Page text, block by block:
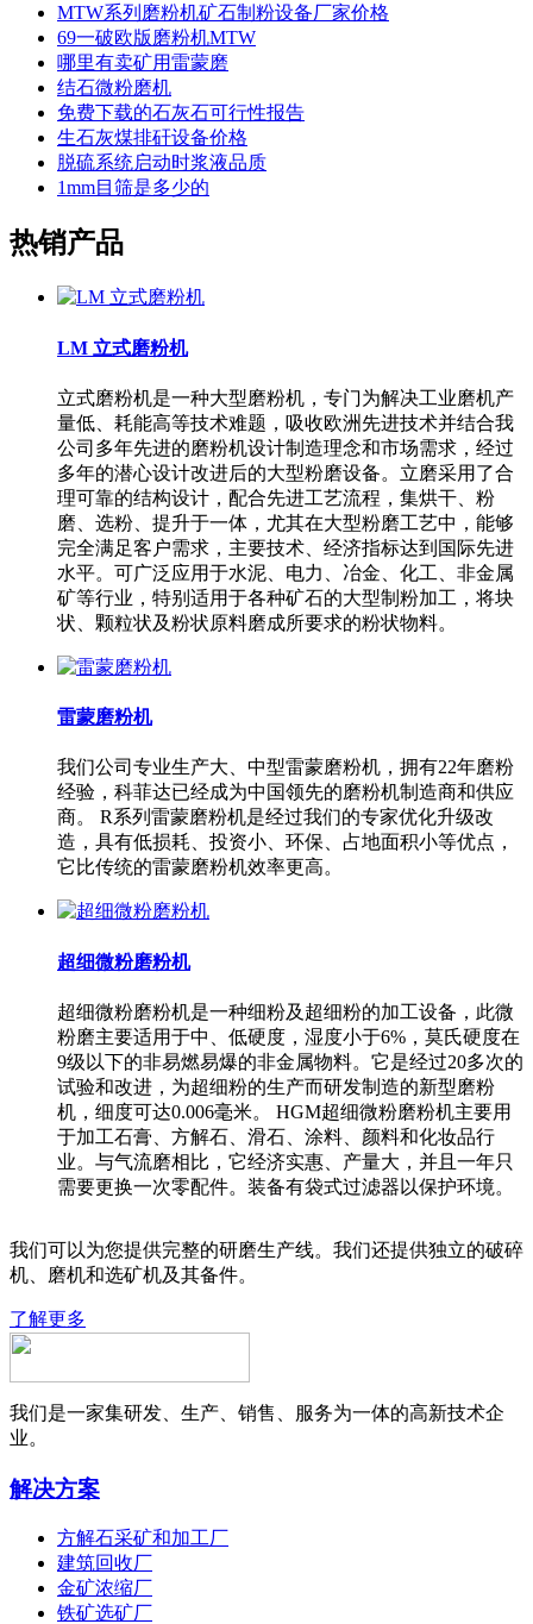
MTW系列磨粉机矿石制粉设备厂家价格
69一破欧版磨粉机MTW
哪里有卖矿用雷蒙磨
结石微粉磨机
免费下载的石灰石可行性报告
生石灰煤排矸设备价格
脱硫系统启动时浆液品质
1mm目筛是多少的
热销产品
LM 立式磨粉机
立式磨粉机是一种大型磨粉机，专门为解决工业磨机产
量低、耗能高等技术难题，吸收欧洲先进技术并结合我
公司多年先进的磨粉机设计制造理念和市场需求，经过
多年的潜心设计改进后的大型粉磨设备。立磨采用了合
理可靠的结构设计，配合先进工艺流程，集烘干、粉
磨、选粉、提升于一体，尤其在大型粉磨工艺中，能够
完全满足客户需求，主要技术、经济指标达到国际先进
水平。可广泛应用于水泥、电力、冶金、化工、非金属
矿等行业，特别适用于各种矿石的大型制粉加工，将块
状、颗粒状及粉状原料磨成所要求的粉状物料。
雷蒙磨粉机
我们公司专业生产大、中型雷蒙磨粉机，拥有22年磨粉
经验，科菲达已经成为中国领先的磨粉机制造商和供应
商。 R系列雷蒙磨粉机是经过我们的专家优化升级改
造，具有低损耗、投资小、环保、占地面积小等优点，
它比传统的雷蒙磨粉机效率更高。
超细微粉磨粉机
超细微粉磨粉机是一种细粉及超细粉的加工设备，此微
粉磨主要适用于中、低硬度，湿度小于6%，莫氏硬度在
9级以下的非易燃易爆的非金属物料。它是经过20多次的
试验和改进，为超细粉的生产而研发制造的新型磨粉
机，细度可达0.006毫米。 HGM超细微粉磨粉机主要用
于加工石膏、方解石、滑石、涂料、颜料和化妆品行
业。与气流磨相比，它经济实惠、产量大，并且一年只
需要更换一次零配件。装备有袋式过滤器以保护环境。
我们可以为您提供完整的研磨生产线。我们还提供独立的破碎
机、磨机和选矿机及其备件。
了解更多
我们是一家集研发、生产、销售、服务为一体的高新技术企
业。
解决方案
方解石采矿和加工厂
建筑回收厂
金矿浓缩厂
铁矿选矿厂